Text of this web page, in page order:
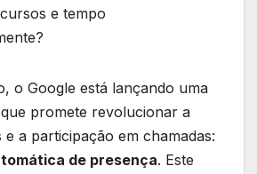
e tempo
o Google está lançando uma
promete revolucionar a
e a participação em chamadas:
de presença. Este